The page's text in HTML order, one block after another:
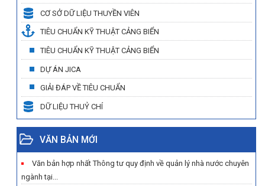
CƠ SỞ DỮ LIỆU THUYỀN VIÊN
TIÊU CHUẨN KỸ THUẬT CẢNG BIỂN
TIÊU CHUẨN KỸ THUẬT CẢNG BIỂN
DỰ ÁN JICA
GIẢI ĐÁP VỀ TIÊU CHUẨN
DỮ LIỆU THUỶ CHÍ
VĂN BẢN MỚI
Văn bản hợp nhất Thông tư quy định về quản lý nhà nước chuyên
ngành tại...